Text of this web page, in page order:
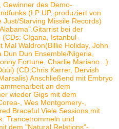
Gewinner des Demo-
(LP UP, produziert von
Just/Starving Missile Records)
bei der
CIgana, Istanbul-
Waldron(Billie Holiday, John
Dun Dun Ensemble/Nigeria,
Fortune, Charlie Mariano...)
(CD:Chris Karrer, Dervish
Anschließend mit Embryo
an dem
wieder Gigs mit dem
, Wes Montgomery-,
Braceful.Viele Sessions mit
Trancetrommeln und
dem "Natural Relations"-